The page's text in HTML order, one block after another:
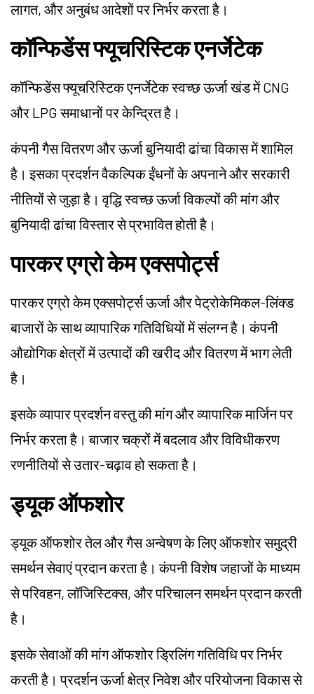
लागत, और अनुबंध आदेशों पर निर्भर करता है।
कॉन्फिडेंस फ्यूचरिस्टिक एनर्जेटेक
कॉन्फिडेंस फ्यूचरिस्टिक एनर्जेटेक स्वच्छ ऊर्जा खंड में CNG
और LPG समाधानों पर केन्द्रित है।
कंपनी गैस वितरण और ऊर्जा बुनियादी ढांचा विकास में शामिल
है। इसका प्रदर्शन वैकल्पिक ईंधनों के अपनाने और सरकारी
नीतियों से जुड़ा है। वृद्धि स्वच्छ ऊर्जा विकल्पों की मांग और
बुनियादी ढांचा विस्तार से प्रभावित होती है।
पारकर एग्रो केम एक्सपोर्ट्स
पारकर एग्रो केम एक्सपोर्ट्स ऊर्जा और पेट्रोकेमिकल-लिंक्ड
बाजारों के साथ व्यापारिक गतिविधियों में संलग्न है। कंपनी
औद्योगिक क्षेत्रों में उत्पादों की खरीद और वितरण में भाग लेती
है।
इसके व्यापार प्रदर्शन वस्तु की मांग और व्यापारिक मार्जिन पर
निर्भर करता है। बाजार चक्रों में बदलाव और विविधीकरण
रणनीतियों से उतार-चढ़ाव हो सकता है।
ड्यूक ऑफशोर
ड्यूक ऑफशोर तेल और गैस अन्वेषण के लिए ऑफशोर समुद्री
समर्थन सेवाएं प्रदान करता है। कंपनी विशेष जहाजों के माध्यम
से परिवहन, लॉजिस्टिक्स, और परिचालन समर्थन प्रदान करती
है।
इसके सेवाओं की मांग ऑफशोर ड्रिलिंग गतिविधि पर निर्भर
करती है। प्रदर्शन ऊर्जा क्षेत्र निवेश और परियोजना विकास से